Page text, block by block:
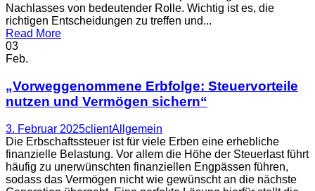
Nachlasses von bedeutender Rolle. Wichtig ist es, die
richtigen Entscheidungen zu treffen und...
Read More
03
Feb.
„Vorweggenommene Erbfolge: Steuervorteile
nutzen und Vermögen sichern“
3. Februar 2025clientAllgemein
Die Erbschaftssteuer ist für viele Erben eine erhebliche
finanzielle Belastung. Vor allem die Höhe der Steuerlast führt
häufig zu unerwünschten finanziellen Engpässen führen,
sodass das Vermögen nicht wie gewünscht an die nächste